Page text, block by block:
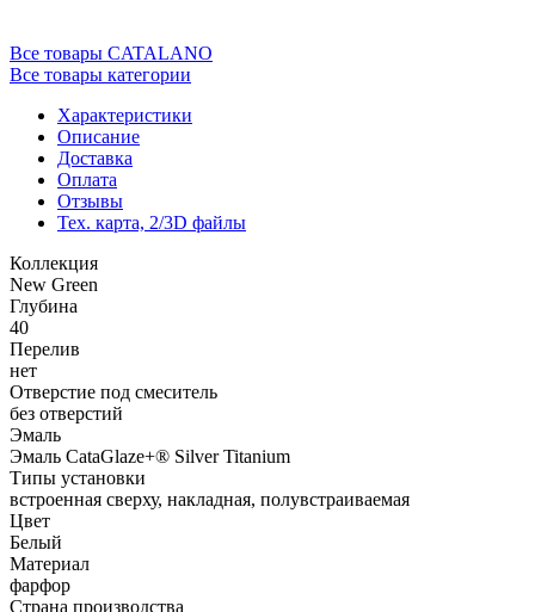
Все товары CATALANO
Все товары категории
Характеристики
Описание
Доставка
Оплата
Отзывы
Тех. карта, 2/3D файлы
Коллекция
New Green
Глубина
40
Перелив
нет
Отверстие под смеситель
без отверстий
Эмаль
Эмаль CataGlaze+® Silver Titanium
Типы установки
встроенная сверху, накладная, полувстраиваемая
Цвет
Белый
Материал
фарфор
Страна производства